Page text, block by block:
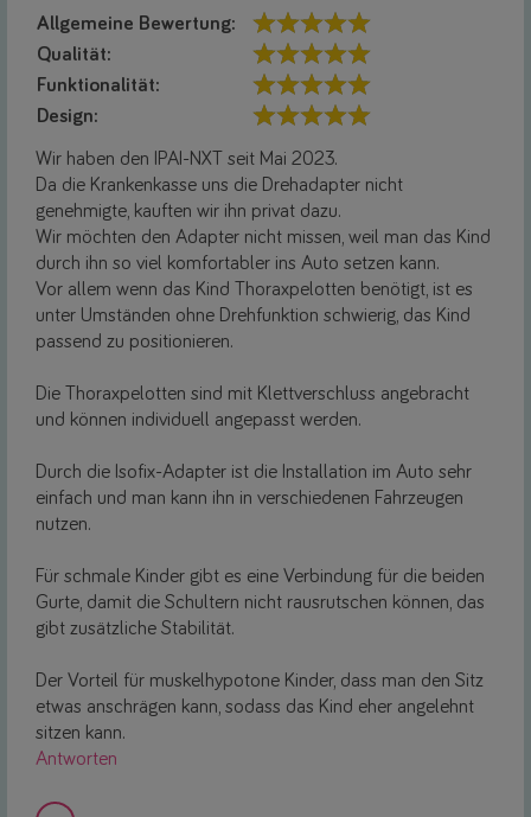
Allgemeine Bewertung:
Qualität:
Funktionalität:
Design:
Wir haben den IPAI-NXT seit Mai 2023.
Da die Krankenkasse uns die Drehadapter nicht
genehmigte, kauften wir ihn privat dazu.
Wir möchten den Adapter nicht missen, weil man das Kind
durch ihn so viel komfortabler ins Auto setzen kann.
Vor allem wenn das Kind Thoraxpelotten benötigt, ist es
unter Umständen ohne Drehfunktion schwierig, das Kind
passend zu positionieren.
Die Thoraxpelotten sind mit Klettverschluss angebracht
und können individuell angepasst werden.
Durch die Isofix-Adapter ist die Installation im Auto sehr
einfach und man kann ihn in verschiedenen Fahrzeugen
nutzen.
Für schmale Kinder gibt es eine Verbindung für die beiden
Gurte, damit die Schultern nicht rausrutschen können, das
gibt zusätzliche Stabilität.
Der Vorteil für muskelhypotone Kinder, dass man den Sitz
etwas anschrägen kann, sodass das Kind eher angelehnt
sitzen kann.
Antworten